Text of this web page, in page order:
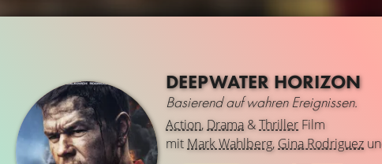
DEEPWATER HORIZON
Basierend auf wahren Ereignissen.
Action, Drama&Thriller Film
mit Mark Wahlberg, Gina Rodriguez